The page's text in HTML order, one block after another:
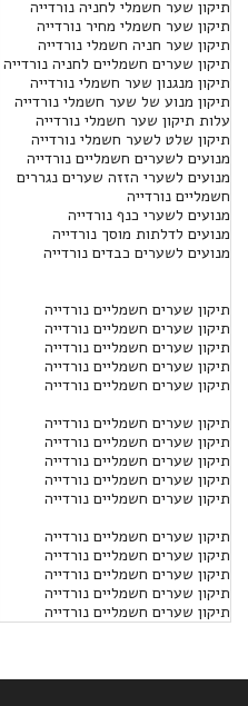
תיקון שער חשמלי לחניה נורדייה
תיקון שער חשמלי מחיר נורדייה
תיקון שער חניה חשמלי נורדייה
תיקון שערים חשמליים לחניה נורדייה
תיקון מנגנון שער חשמלי נורדייה
תיקון מנוע של שער חשמלי נורדייה
עלות תיקון שער חשמלי נורדייה
תיקון שלט לשער חשמלי נורדייה
מנועים לשערים חשמליים נורדייה
מנועים לשערי הזזה שערים נגררים
חשמליים נורדייה
מנועים לשערי כנף נורדייה
מנועים לדלתות מוסך נורדייה
מנועים לשערים כבדים נורדייה
תיקון שערים חשמליים נורדייה
תיקון שערים חשמליים נורדייה
תיקון שערים חשמליים נורדייה
תיקון שערים חשמליים נורדייה
תיקון שערים חשמליים נורדייה
תיקון שערים חשמליים נורדייה
תיקון שערים חשמליים נורדייה
תיקון שערים חשמליים נורדייה
תיקון שערים חשמליים נורדייה
תיקון שערים חשמליים נורדייה
תיקון שערים חשמליים נורדייה
תיקון שערים חשמליים נורדייה
תיקון שערים חשמליים נורדייה
תיקון שערים חשמליים נורדייה
תיקון שערים חשמליים נורדייה